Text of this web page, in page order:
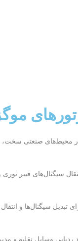
محیط‌های صنعتی سخت،
سیگنال‌های فیبر
تبدیل سیگنال‌ها و
وسایل نقلیه و